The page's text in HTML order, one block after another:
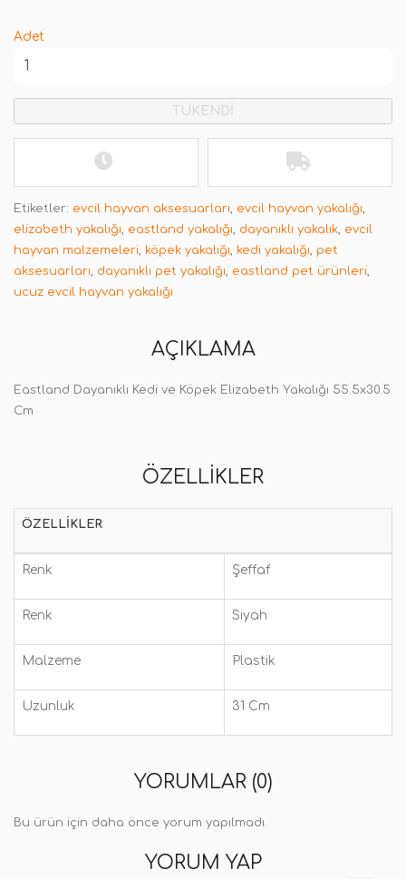
Adet
TÜKENDİ
Etiketler: evcil hayvan aksesuarları, evcil hayvan yakalığı,
elizabeth yakalığı, eastland yakalığı, dayanıklı yakalık, evcil
hayvan malzemeleri, köpek yakalığı, kedi yakalığı, pet
aksesuarları, dayanıklı pet yakalığı, eastland pet ürünleri,
ucuz evcil hayvan yakalığı
AÇIKLAMA
Eastland Dayanıklı Kedi ve Köpek Elizabeth Yakalığı 55.5x30.5
Cm
ÖZELLIKLER
ÖZELLIKLER
Renk Şeffaf
Renk Siyah
Malzeme Plastik
Uzunluk 31 Cm
YORUMLAR (0)
Bu ürün için daha önce yorum yapılmadı.
YORUM YAP